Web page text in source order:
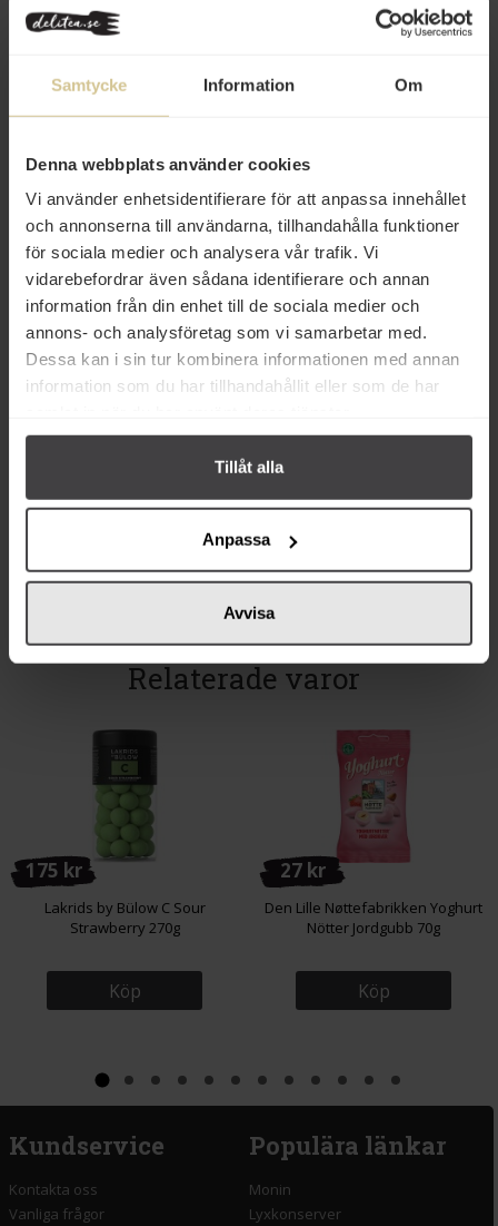
Samtycke Information Om
Denna webbplats använder cookies
Vi använder enhetsidentifierare för att anpassa innehållet
och annonserna till användarna, tillhandahålla funktioner
för sociala medier och analysera vår trafik. Vi
vidarebefordrar även sådana identifierare och annan
information från din enhet till de sociala medier och
annons- och analysföretag som vi samarbetar med.
Dessa kan i sin tur kombinera informationen med annan
information som du har tillhandahållit eller som de har
Tillåt alla
Anpassa
Avvisa
Prishistorik
Andra köper även
125 kr
Lakrids by Bülow Pink Pineapple
Köp
109 kr
Lakrids by Bülow Crispy Caramel
Köp
Relaterade varor
175 kr
Lakrids by Bülow C Sour
Strawberry 270g
Köp
27 kr
Den Lille Nøttefabrikken Yoghurt
Nötter Jordgubb 70g
Köp
Kundservice
Kontakta oss
Vanliga frågor
Populära länkar
Monin
Lyxkonserver